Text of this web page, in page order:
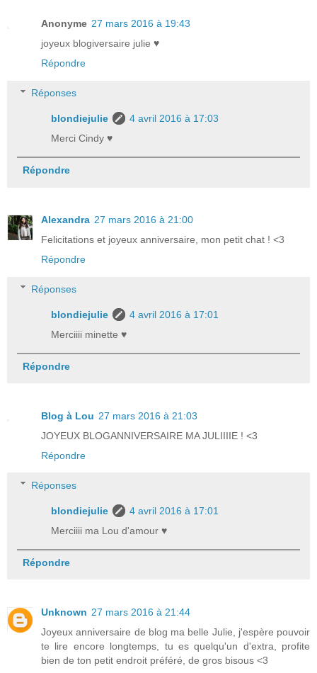
Anonyme 27 mars 2016 à 19:43
joyeux blogiversaire julie ♥
Répondre
Réponses
blondiejulie
4 avril 2016 à 17:03
Merci Cindy ♥
Répondre
Alexandra 27 mars 2016 à 21:00
Felicitations et joyeux anniversaire, mon petit chat ! <3
Répondre
Réponses
blondiejulie
4 avril 2016 à 17:01
Merciiii minette ♥
Répondre
Blog à Lou 27 mars 2016 à 21:03
JOYEUX BLOGANNIVERSAIRE MA JULIIIIE ! <3
Répondre
Réponses
blondiejulie
4 avril 2016 à 17:01
Merciiii ma Lou d'amour ♥
Répondre
Unknown 27 mars 2016 à 21:44
Joyeux anniversaire de blog ma belle Julie, j'espère pouvoir
te lire encore longtemps, tu es quelqu'un d'extra, profite
bien de ton petit endroit préféré, de gros bisous <3